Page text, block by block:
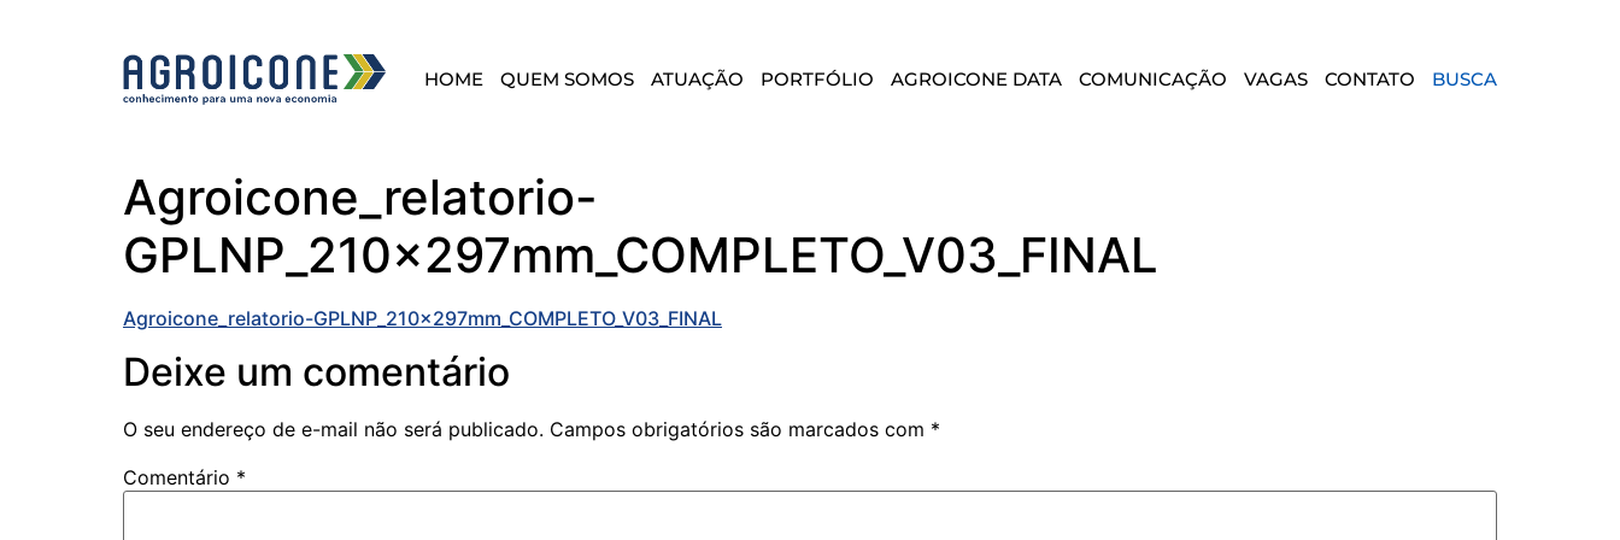
HOME QUEM SOMOS ATUAÇÃO PORTFÓLIO AGROICONE DATA COMUNICAÇÃO VAGAS CONTATO BUSCA
Agroicone_relatorio-
GPLNP_210x297mm_COMPLETO_V03_FINAL
Agroicone_relatorio-GPLNP_210x297mm_COMPLETO_V03_FINAL
Deixe um comentário
O seu endereço de e-mail não será publicado. Campos obrigatórios são marcados com *
Comentário *